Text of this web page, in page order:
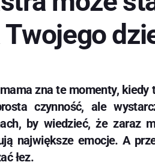
Twojego
zna te momenty,
czynność, ale
by wiedzieć, że zaraz
największe emocje. A
łez.